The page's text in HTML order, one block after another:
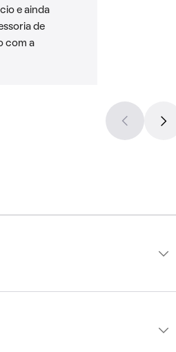
e ainda
de
com a